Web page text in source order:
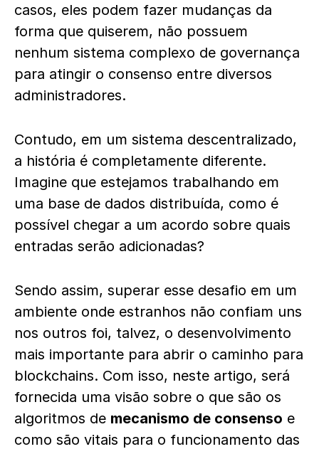
casos, eles podem fazer mudanças da
forma que quiserem, não possuem
nenhum sistema complexo de governança
para atingir o consenso entre diversos
administradores.
Contudo, em um sistema descentralizado,
a história é completamente diferente.
Imagine que estejamos trabalhando em
uma base de dados distribuída, como é
possível chegar a um acordo sobre quais
entradas serão adicionadas?
Sendo assim, superar esse desafio em um
ambiente onde estranhos não confiam uns
nos outros foi, talvez, o desenvolvimento
mais importante para abrir o caminho para
blockchains. Com isso, neste artigo, será
fornecida uma visão sobre o que são os
algoritmos de mecanismo de consenso e
como são vitais para o funcionamento das